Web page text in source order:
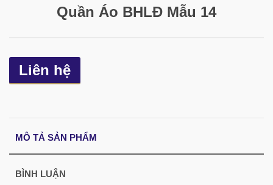
Quần Áo BHLĐ Mẫu 14
Liên hệ
MÔ TẢ SẢN PHẨM
BÌNH LUẬN